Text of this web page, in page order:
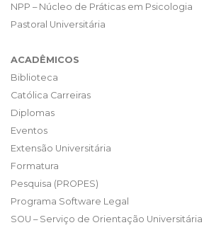
NPP – Núcleo de Práticas em Psicologia
Pastoral Universitária
ACADÊMICOS
Biblioteca
Católica Carreiras
Diplomas
Eventos
Extensão Universitária
Formatura
Pesquisa (PROPES)
Programa Software Legal
SOU – Serviço de Orientação Universitária